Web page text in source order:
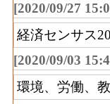
[2020/09/27
経済センサス
[2020/09/03
環境、労働、